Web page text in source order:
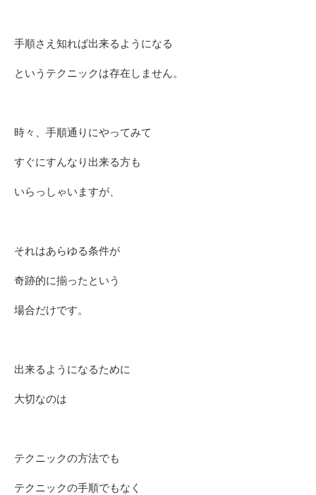
手順さえ知れば出来るようになる
というテクニックは存在しません。
時々、手順通りにやってみて
すぐにすんなり出来る方も
いらっしゃいますが、
それはあらゆる条件が
奇跡的に揃ったという
場合だけです。
出来るようになるために
大切なのは
テクニックの方法でも
テクニックの手順でもなく